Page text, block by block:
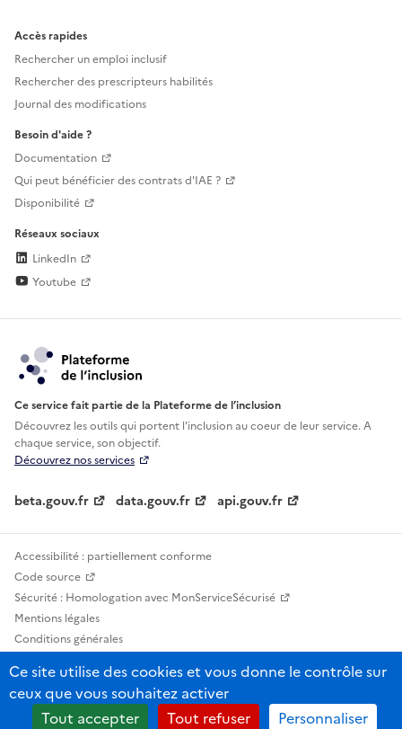
Accès rapides
Rechercher un emploi inclusif
Rechercher des prescripteurs habilités
Journal des modifications
Besoin d'aide ?
Documentation
Qui peut bénéficier des contrats d'IAE ?
Disponibilité
Réseaux sociaux
LinkedIn
Youtube
Ce service fait partie de la Plateforme de l’inclusion
Découvrez les outils qui portent l'inclusion aucoeur de leur service. A
chaque service, son objectif.
Découvrez nos services
beta.gouv.fr data.gouv.fr api.gouv.fr
Accessibilité : partiellement conforme
Code source
Sécurité : Homologation avec MonServiceSécurisé
Mentions légales
Conditions générales
Statistiques, lexiques et indicateurs
Sauf mention contraire, tous les contenus de ce site sont sous licence
etalab-2.0
Ce site utilise des cookies et vous donne le contrôle sur
ceux que vous souhaitez activer
Tout accepter
Tout refuser Personnaliser